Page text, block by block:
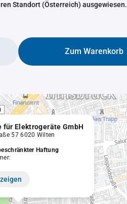
Standort (Österreich) ausgewiesen.
Zum Warenkorb
für Elektrogeräte GmbH
57 6020 Wilten
Haftung